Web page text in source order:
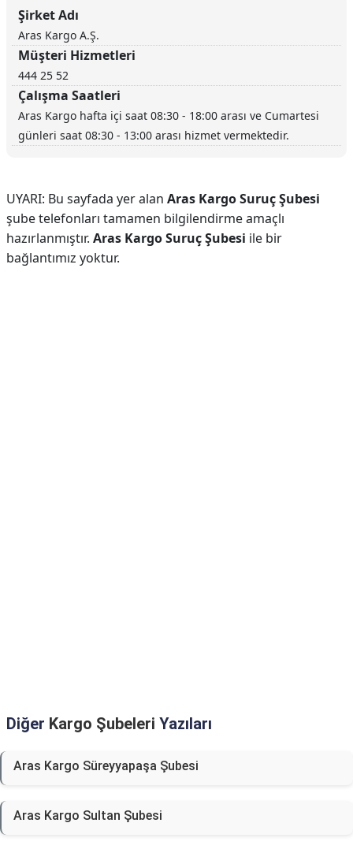
Şirket Adı
Aras Kargo A.Ş.
Müşteri Hizmetleri
444 25 52
Çalışma Saatleri
Aras Kargo hafta içi saat 08:30 - 18:00 arası ve Cumartesi
günleri saat 08:30 - 13:00 arası hizmet vermektedir.
UYARI: Bu sayfada yer alan Aras Kargo Suruç Şubesi
şube telefonları tamamen bilgilendirme amaçlı
hazırlanmıştır. Aras Kargo Suruç Şubesi ile bir
bağlantımız yoktur.
Diğer Kargo Şubeleri Yazıları
Aras Kargo Süreyyapaşa Şubesi
Aras Kargo Sultan Şubesi